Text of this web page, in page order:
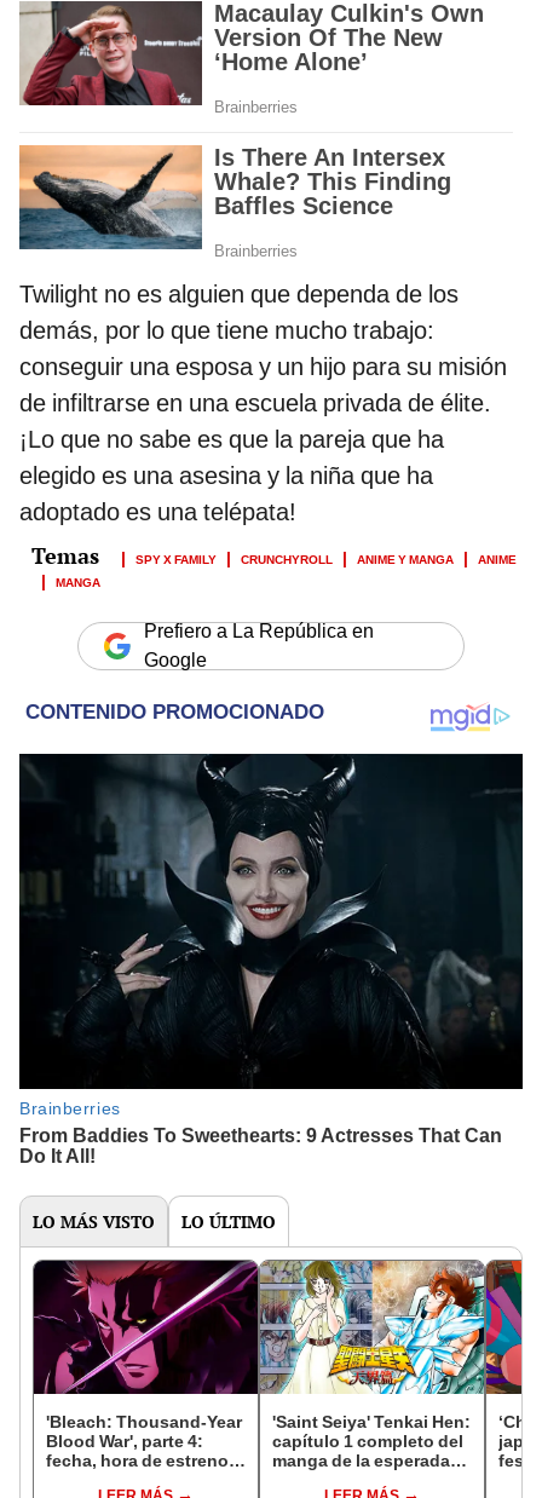
Twilight no es alguien que dependa de los
demás, por lo que tiene mucho trabajo:
conseguir una esposa y un hijo para su misión
de infiltrarse en una escuela privada de élite.
¡Lo que no sabe es que la pareja que ha
elegido es una asesina y la niña que ha
adoptado es una telépata!
SPY X FAMILY CRUNCHYROLL ANIME Y MANGA
ANIME
MANGA
Prefiero a La República en
Google
LO MÁS VISTO LO ÚLTIMO
'Bleach: Thousand-Year
Blood War', parte 4:
fecha, hora de estreno,
'Saint Seiya' Tenkai Hen:
capítulo 1 completo del
manga de la esperada